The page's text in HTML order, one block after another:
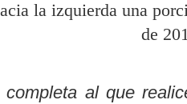
la izquierda una
de
completa al que